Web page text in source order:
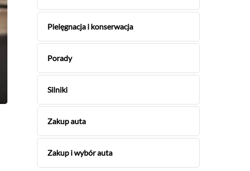
Pielęgnacja i konserwacja
Porady
Silniki
Zakup auta
Zakup i wybór auta